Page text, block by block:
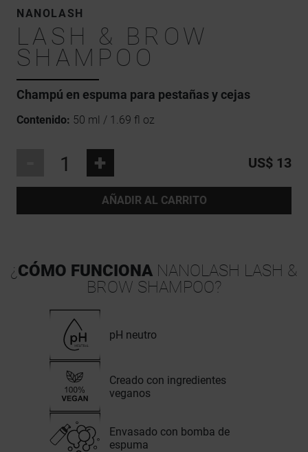
NANOLASH
LASH & BROW
SHAMPOO
Champú en espuma para pestañas y cejas
Contenido: 50 ml / 1.69 fl oz
+ US$ 13
AÑADIR AL CARRITO
¿ CÓMO FUNCIONA NANOLASH LASH &
BROW SHAMPOO?
pH neutro
Creado con ingredientes
veganos
Envasado con bomba de
espuma